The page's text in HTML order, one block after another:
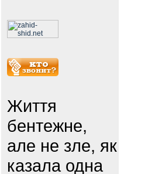
Життя
бентежне,
але не зле, як
казала одна